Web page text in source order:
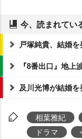
今、読まれてい
戸塚純貴、結婚を
『8番出口』地上
及川光博が結婚を
相葉雅紀
ドラマ